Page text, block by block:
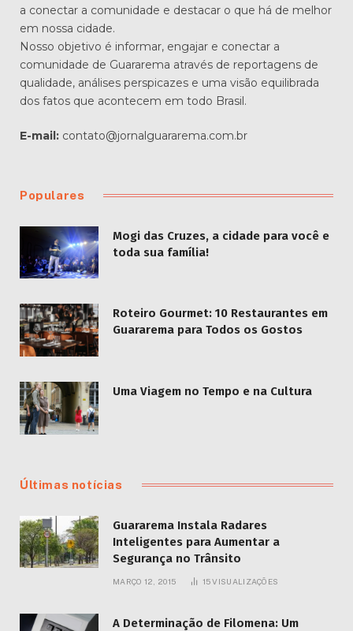
a conectar a comunidade e destacar o que há de melhor
em nossa cidade.
Nosso objetivo é informar, engajar e conectar a
comunidade de Guararema através de reportagens de
qualidade, análises perspicazes e uma visão equilibrada
dos fatos que acontecem em todo Brasil.
E-mail: contato@jornalguararema.com.br
Populares
Mogi das Cruzes, a cidade para você e
toda sua família!
Roteiro Gourmet: 10 Restaurantes em
Guararema para Todos os Gostos
Uma Viagem no Tempo e na Cultura
Últimas notícias
Guararema Instala Radares
Inteligentes para Aumentar a
Segurança no Trânsito
MARÇO 12, 2015 15VISUALIZAÇÕES
A Determinação de Filomena: Um